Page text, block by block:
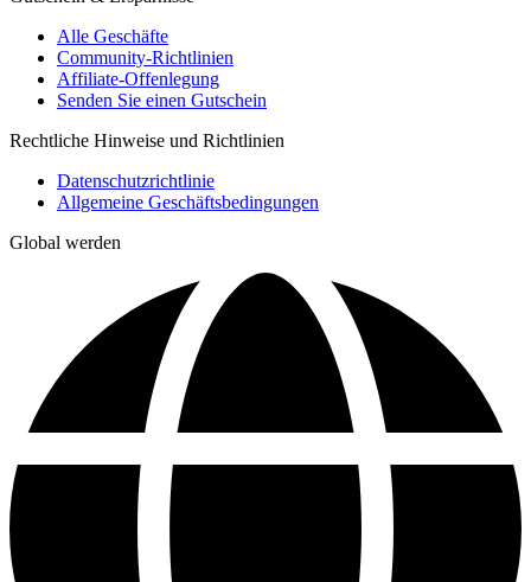
Alle Geschäfte
Community-Richtlinien
Affiliate-Offenlegung
Senden Sie einen Gutschein
Rechtliche Hinweise und Richtlinien
Datenschutzrichtlinie
Allgemeine Geschäftsbedingungen
Global werden